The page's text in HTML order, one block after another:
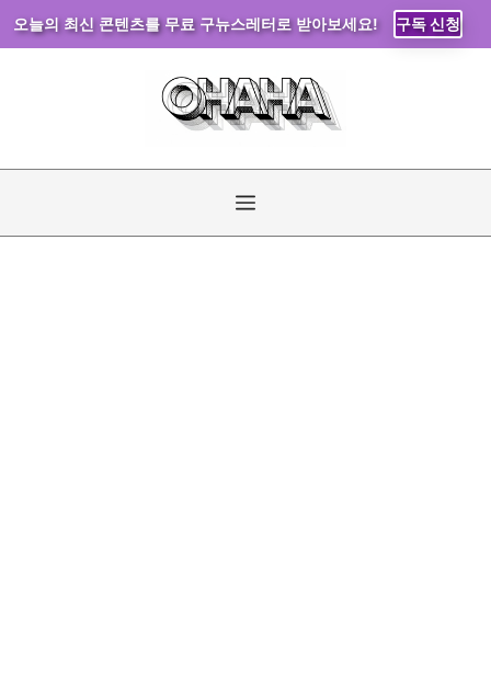
오늘의 최신 콘텐츠를 무료 구뉴스레터로 받아보세요! 구독 신청
건
메